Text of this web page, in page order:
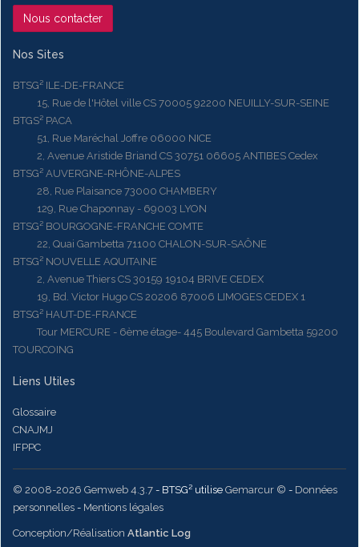
Nous contacter
Nos Sites
BTSG² ILE-DE-FRANCE
15, Rue de l'Hôtel ville CS 70005 92200 NEUILLY-SUR-SEINE
BTGS² PACA
51, Rue Maréchal Joffre 06000 NICE
2, Avenue Aristide Briand CS 30751 06605 ANTIBES Cedex
BTSG² AUVERGNE-RHÔNE-ALPES
28, Rue Plaisance 73000 CHAMBERY
129, Rue Chaponnay - 69003 LYON
BTSG² BOURGOGNE-FRANCHE COMTE
22, Quai Gambetta 71100 CHALON-SUR-SAÔNE
BTSG² NOUVELLE AQUITAINE
2, Avenue Thiers CS 30159 19104 BRIVE CEDEX
19, Bd. Victor Hugo CS 20206 87006 LIMOGES CEDEX 1
BTSG² HAUT-DE-FRANCE
Tour MERCURE - 6ème étage- 445 Boulevard Gambetta 59200
TOURCOING
Liens Utiles
Glossaire
CNAJMJ
IFPPC
© 2008-2026 Gemweb 4.3.7 - BTSG² utilise Gemarcur © - Données
personnelles - Mentions légales
Conception/Réalisation Atlantic Log